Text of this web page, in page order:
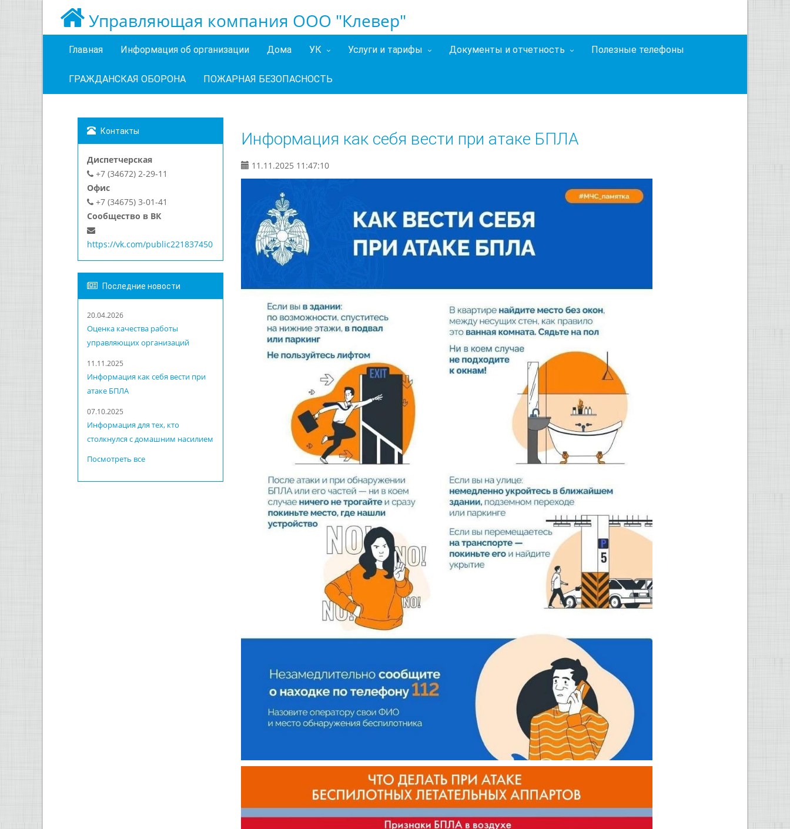
Управляющая компания ООО "Клевер"
Главная Информация об организации Дома УК Услуги и тарифы Документы и отчетность Полезные телефоны
ГРАЖДАНСКАЯ ОБОРОНА ПОЖАРНАЯ БЕЗОПАСНОСТЬ
Информация как себя вести при атаке БПЛА
11.11.2025 11:47:10
Контакты
Диспетчерская
+7 (34672) 2-29-11
Офис
+7 (34675) 3-01-41
Сообщество в ВК
https://vk.com/public221837450
Последние новости
20.04.2026
Оценка качества работы
управляющих организаций
11.11.2025
Информация как себя вести при
атаке БПЛА
07.10.2025
Информация для тех, кто
столкнулся с домашним насилием
Посмотреть все